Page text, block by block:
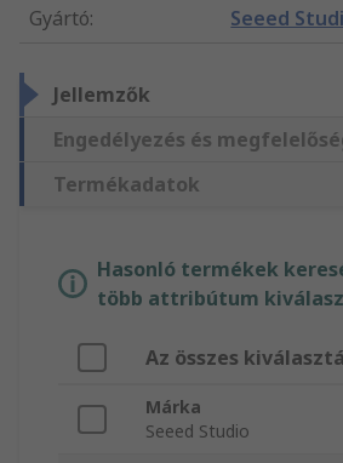
Gyártó: Seeed
Jellemzők
Engedélyezés és
Termékadatok
Hasonló termékek
több attribútum
Az összes
Márka
Seeed Studio